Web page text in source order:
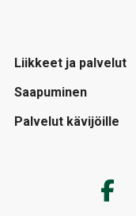
Liikkeet ja palvelut
Saapuminen
Palvelut kävijöille